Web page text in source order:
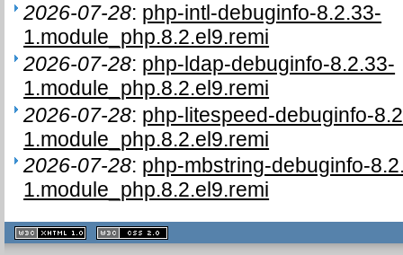
2026-07-28: php-intl-debuginfo-8.2.33-
1.module_php.8.2.el9.remi
2026-07-28: php-ldap-debuginfo-8.2.33-
1.module_php.8.2.el9.remi
2026-07-28: php-litespeed-debuginfo-
1.module_php.8.2.el9.remi
2026-07-28: php-mbstring-debuginfo-
1.module_php.8.2.el9.remi
XHTML
1.1 valide
2.0 valide